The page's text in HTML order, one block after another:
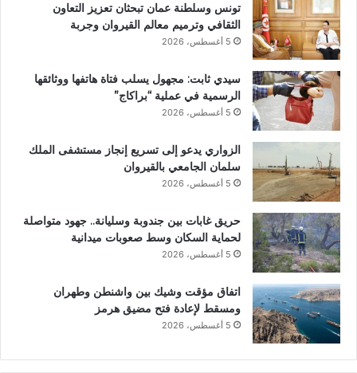
تونس وسلطنة عمان تبحثان تعزيز التعاون
الثقافي وترميم معالم القيروان وجربة
5 أغسطس، 2026
سيدي ثابت: مجهول يسلب فتاة هاتفها ووثائقها
الرسمية في عملية “براكاج”
5 أغسطس، 2026
الزواري يدعو إلى تسريع إنجاز مستشفى الملك
سلمان الجامعي بالقيروان
5 أغسطس، 2026
حريق غابات بين جندوبة وسليانة.. جهود متواصلة
لحماية السكان وسط صعوبات ميدانية
5 أغسطس، 2026
اتفاق مؤقت وشيك بين واشنطن وطهران
ومسقط لإعادة فتح مضيق هرمز
5 أغسطس، 2026